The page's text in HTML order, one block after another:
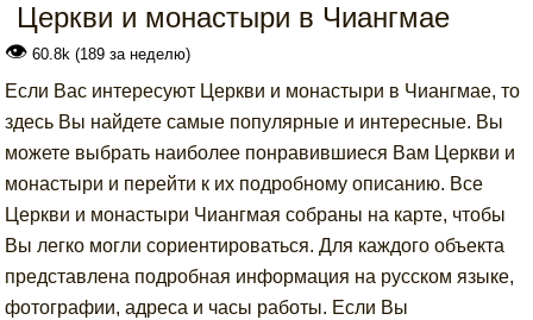
Церкви и монастыри в Чиангмае
👁 60.8k (189 за неделю)
Если Вас интересуют Церкви и монастыри в Чиангмае, то
здесь Вы найдете самые популярные и интересные. Вы
можете выбрать наиболее понравившиеся Вам Церкви и
монастыри и перейти к их подробному описанию. Все
Церкви и монастыри Чиангмая собраны на карте, чтобы
Вы легко могли сориентироваться. Для каждого объекта
представлена подробная информация на русском языке,
фотографии, адреса и часы работы. Если Вы